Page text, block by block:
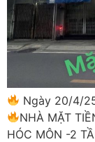
Ngày 20/4/
NHÀ MẶT
HÓC MÔN -2